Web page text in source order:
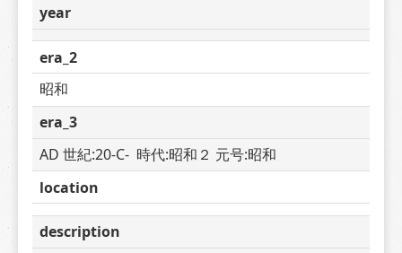
year
era_2
昭和
era_3
AD 世紀:20-C-  時代:昭和２ 元号:昭和
location
description